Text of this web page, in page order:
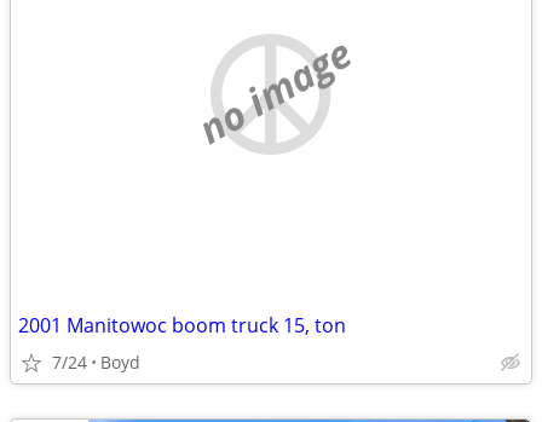
no image
2001 Manitowoc boom truck 15, ton
7/24 Boyd